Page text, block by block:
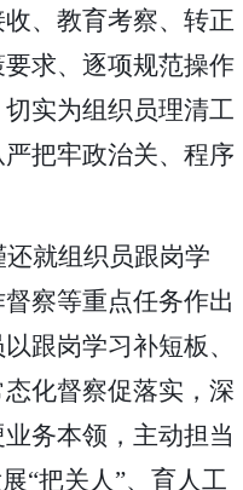
、教育考察、转正
求、逐项规范操作
实为组织员理清工
把牢政治关、程序
就组织员跟岗学
察等重点任务作出
跟岗学习补短板、
化督察促落实，深
务本领，主动担当
“把关人”、育人工